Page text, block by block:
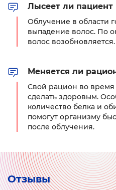
Лысеет ли пациент
Облучение в области
выпадение волос. По
волос возобновляется.
Меняется ли
Свой рацион во время
сделать здоровым.
количество белка и
помогут организму
после облучения.
Отзывы